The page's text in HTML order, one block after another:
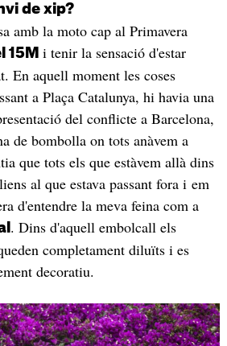
de xip?
amb la moto cap al Primavera
15M i tenir la sensació d'estar
En aquell moment les coses
a Plaça Catalunya, hi havia una
del conflicte a Barcelona,
de bombolla on tots anàvem a
que tots els que estàvem allà dins
al que estava passant fora i em
d'entendre la meva feina com a
. Dins d'aquell embolcall els
completament diluïts i es
decoratiu.